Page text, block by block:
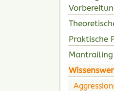
Praktische
Mantrailing